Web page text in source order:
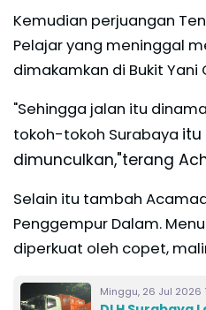
Kemudian perjuangan
Pelajar yang meninggal
dimakamkan di Bukit Yani
"Sehingga jalan itu
tokoh-tokoh Surabaya itu
dimunculkan,"terang
Selain itu tambah
Penggempur Dalam.
diperkuat oleh copet,
Minggu, 26 Jul 2026